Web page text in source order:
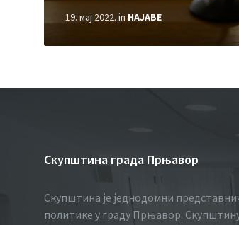
19. мај 2022. in НАЈАВЕ
Скупштина града Прњавор
Скупштина је једнодомни
политике у граду Прњавор.